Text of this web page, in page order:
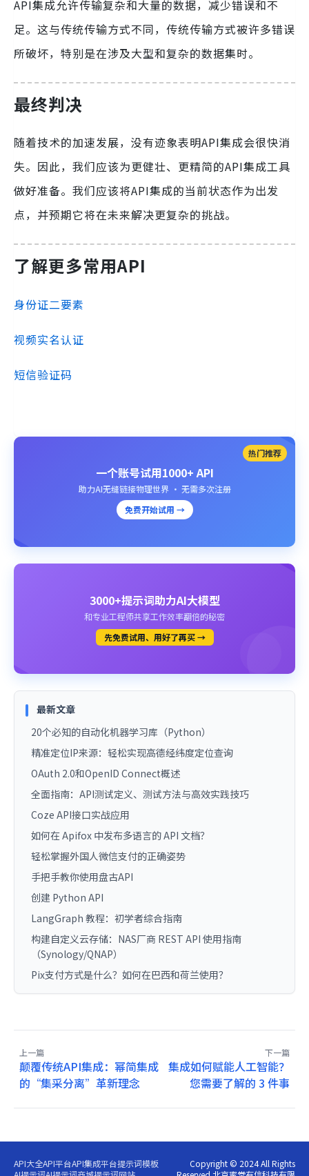
API集成允许传输复杂和大量的数据，减少错误和不
足。这与传统传输方式不同，传统传输方式被许多错误
所破坏，特别是在涉及大型和复杂的数据集时。
最终判决
随着技术的加速发展，没有迹象表明API集成会很快消
失。因此，我们应该为更健壮、更精简的API集成工具
做好准备。我们应该将API集成的当前状态作为出发
点，并预期它将在未来解决更复杂的挑战。
了解更多常用API
身份证二要素
视频实名认证
短信验证码
热门推荐
一个账号试用1000+ API
助力AI无缝链接物理世界 · 无需多次注册
免费开始试用 →
3000+提示词助力AI大模型
和专业工程师共享工作效率翻倍的秘密
先免费试用、用好了再买 →
最新文章
20个必知的自动化机器学习库（Python）
精准定位IP来源：轻松实现高德经纬度定位查询
OAuth 2.0和OpenID Connect概述
全面指南：API测试定义、测试方法与高效实践技巧
Coze API接口实战应用
如何在 Apifox 中发布多语言的 API 文档？
轻松掌握外国人微信支付的正确姿势
手把手教你使用盘古API
创建 Python API
LangGraph 教程：初学者综合指南
构建自定义云存储：NAS厂商 REST API 使用指南
（Synology/QNAP）
Pix支付方式是什么？如何在巴西和荷兰使用？
上一篇
颠覆传统API集成：幂简集成
的“集采分离”革新理念
下一篇
集成如何赋能人工智能？
您需要了解的 3 件事
API大全API平台API集成平台提示词模板
Copyright © 2024 All Rights